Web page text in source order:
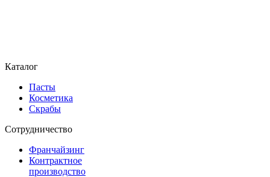
Каталог
Пасты
Косметика
Скрабы
Cотрудничество
Франчайзинг
Контрактное
производство